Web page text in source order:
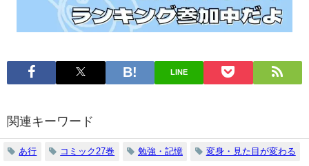
LINE
関連キーワード
あ行 コミック27巻 勉強・記憶 変身・見た目が変わる